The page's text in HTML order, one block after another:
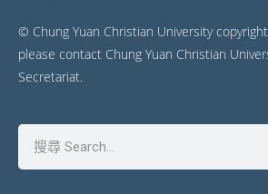
© Chung Yuan Christian University
please contact Chung Yuan Christian
Secretariat.